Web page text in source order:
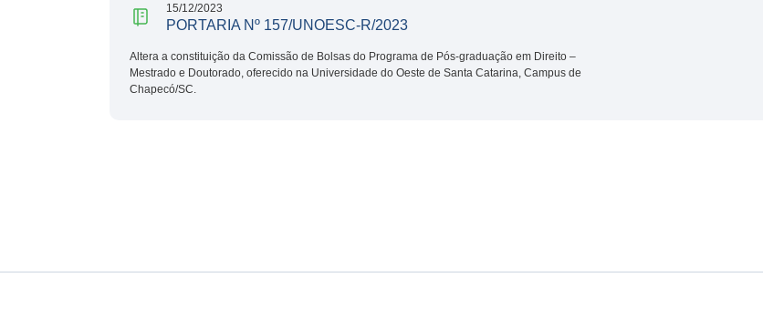
15/12/2023
PORTARIA Nº 157/UNOESC-R/2023
Altera a constituição da Comissão de Bolsas do Programa de Pós-graduação em Direito –
Mestrado e Doutorado, oferecido na Universidade do Oeste de Santa Catarina, Campus de
Chapecó/SC.